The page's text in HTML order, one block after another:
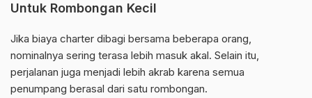
Untuk Rombongan Kecil
Jika biaya charter dibagi bersama beberapa orang,
nominalnya sering terasa lebih masuk akal. Selain itu,
perjalanan juga menjadi lebih akrab karena semua
penumpang berasal dari satu rombongan.